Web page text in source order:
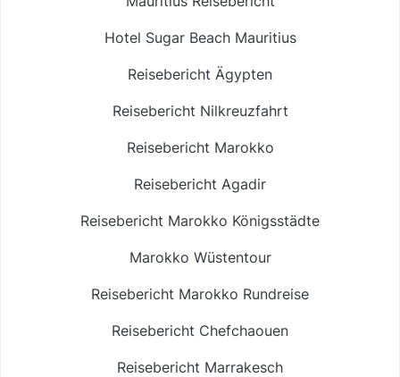
Hotel Sugar Beach Mauritius
Reisebericht Ägypten
Reisebericht Nilkreuzfahrt
Reisebericht Marokko
Reisebericht Agadir
Reisebericht Marokko Königsstädte
Marokko Wüstentour
Reisebericht Marokko Rundreise
Reisebericht Chefchaouen
Reisebericht Marrakesch